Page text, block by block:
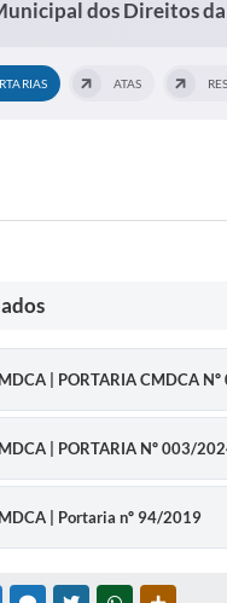
dos Direitos
ATAS
| PORTARIA CMDCA
| PORTARIA Nº 003/
| Portaria nº 94/2019